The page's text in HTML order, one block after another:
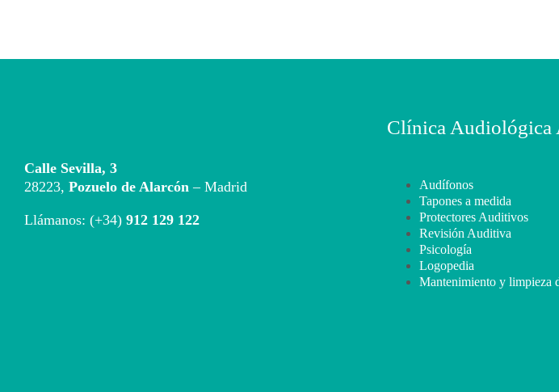
Calle Sevilla, 3
28223, Pozuelo de Alarcón – Madrid
Llámanos: (+34) 912 129 122
Clínica Audiológica
Audífonos
Tapones a medida
Protectores Auditivos
Revisión Auditiva
Psicología
Logopedia
Mantenimiento y limpieza